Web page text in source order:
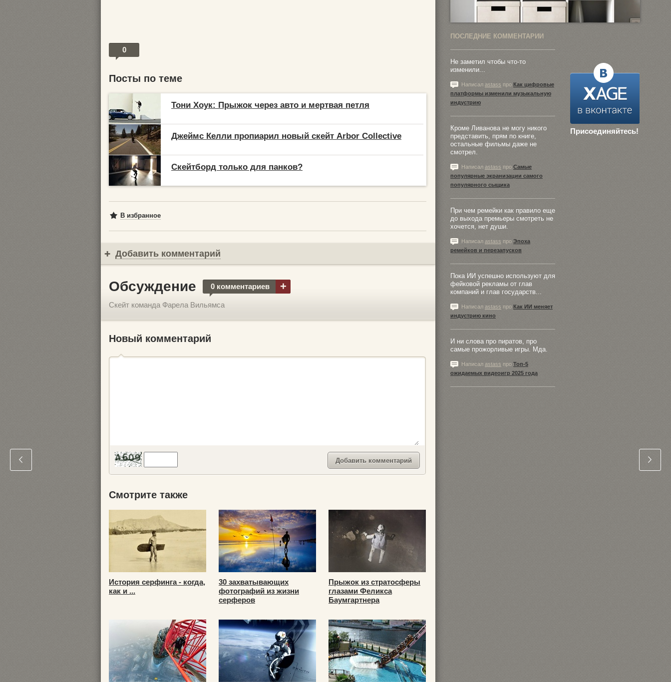
0
Посты по теме
Тони Хоук: Прыжок через авто и мертвая петля
Джеймс Келли пропиарил новый скейт Arbor Collective
Скейтборд только для панков?
В избранное
Добавить комментарий
Обсуждение 0 комментариев +
Скейт команда Фарела Вильямса
Новый комментарий
Смотрите также
История серфинга - когда,
как и ...
30 захватывающих
фотографий из жизни
серферов
Прыжок из стратосферы
глазами Феликса
Баумгартнера
ПОСЛЕДНИЕ КОММЕНТАРИИ
Присоединяйтесь!
Не заметил чтобы что-то
изменили...
Написал astass про Как цифровые
платформы изменили музыкальную
индустрию
Кроме Ливанова не могу никого
представить, прям по книге,
остальные фильмы даже не
смотрел.
Написал astass про Самые
популярные экранизации самого
популярного сыщика
При чем ремейки как правило еще
до выхода премьеры смотреть не
хочется, нет души.
Написал astass про Эпоха
ремейков и перезапусков
Пока ИИ успешно используют для
фейковой рекламы от глав
компаний и глав государств...
Написал astass про Как ИИ меняет
индустрию кино
И ни слова про пиратов, про
самые прожорливые игры. Мда.
Написал astass про Топ-5
ожидаемых видеоигр 2025 года